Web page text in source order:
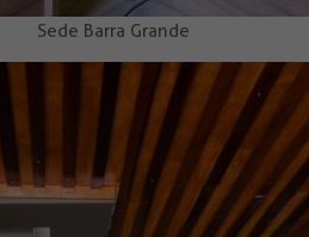
Sede Barra Grande